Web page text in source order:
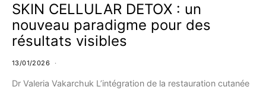
SKIN CELLULAR DETOX : un
nouveau paradigme pour des
résultats visibles
13/01/2026
Dr Valeria Vakarchuk L’intégration de la restauration cutanée